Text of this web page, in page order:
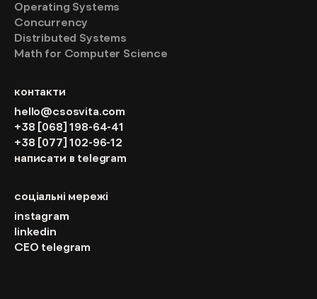
Operating Systems
Concurrency
Distributed Systems
Math for Computer Science
контакти
hello@csosvita.com
+38 [068] 198-64-41
+38 [077] 102-96-12
написати в telegram
соціальні мережі
instagram
linkedin
CEO telegram